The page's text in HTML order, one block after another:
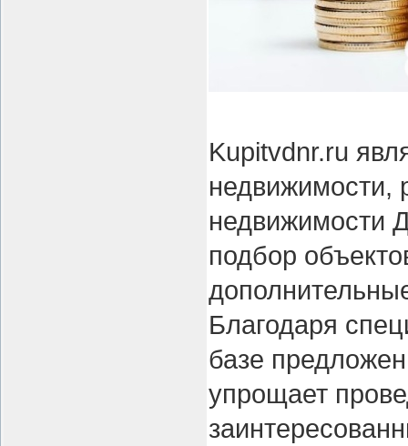
Kupitvdnr.ru
недвижимости,
недвижимости
подбор
Благодаря
базе
упрощает